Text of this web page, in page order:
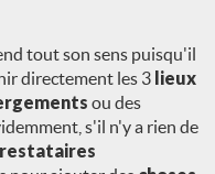
tout son sens puisqu'il
directement les 3 lieux
ou des
s'il n'y a rien de